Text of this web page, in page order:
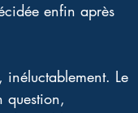
enfin après
Le
question,